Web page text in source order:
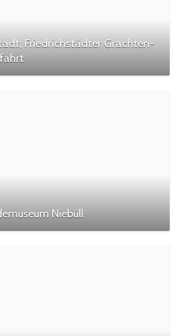
Friedrichstädter Grachten-
Niebüll